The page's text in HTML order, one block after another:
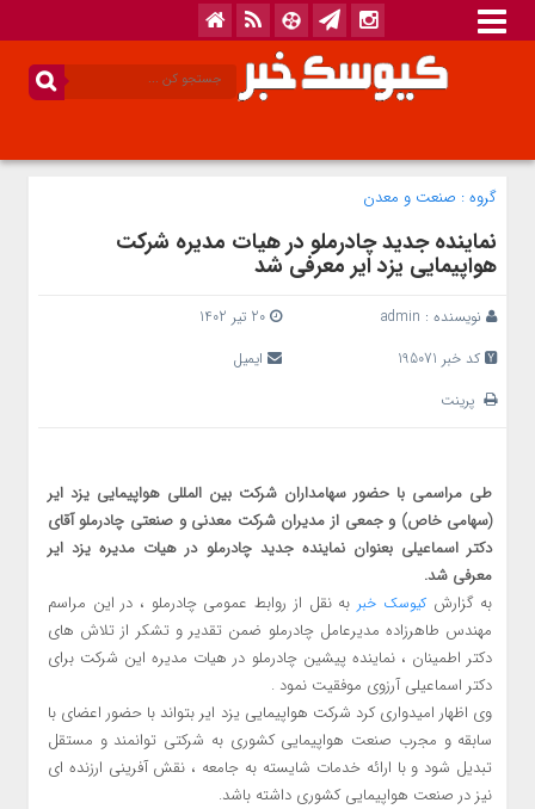
گروه : صنعت و معدن
نماینده جدید چادرملو در هیات مدیره شرکت
هواپیمایی یزد ایر معرفی شد
نویسنده : admin
20 تیر 1402
کد خبر 195071
ایمیل
پرینت
طی مراسمی با حضور سهامداران شرکت بین المللی هواپیمایی یزد ایر
(سهامی خاص) و جمعی از مدیران شرکت معدنی و صنعتی چادرملو آقای
دکتر اسماعیلی بعنوان نماینده جدید چادرملو در هیات مدیره یزد ایر
معرفی شد.
به گزارشکیوسک خبر به نقل از روابط عمومی چادرملو ، در این مراسم
مهندس طاهرزاده مدیرعامل چادرملو ضمن تقدیر و تشکر از تلاش های
دکتر اطمینان ، نماینده پیشین چادرملو در هیات مدیره این شرکت برای
دکتر اسماعیلی آرزوی موفقیت نمود .
وی اظهار امیدواری کرد شرکت هواپیمایی یزد ایر بتواند با حضور اعضای با
سابقه و مجرب صنعت هواپیمایی کشوری به شرکتی توانمند و مستقل
تبدیل شود و با ارائه خدمات شایسته به جامعه ، نقش آفرینی ارزنده ای
نیز در صنعت هواپیمایی کشوری داشته باشد.